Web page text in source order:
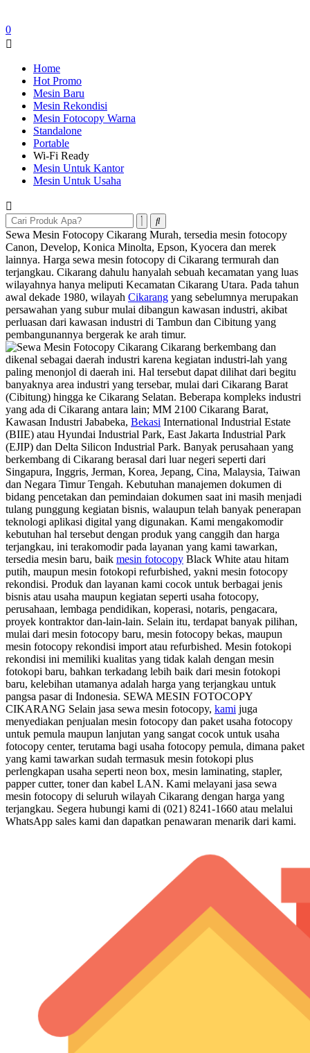
0
Home
Hot Promo
Mesin Baru
Mesin Rekondisi
Mesin Fotocopy Warna
Standalone
Portable
Wi-Fi Ready
Mesin Untuk Kantor
Mesin Untuk Usaha
Sewa Mesin Fotocopy Cikarang Murah, tersedia mesin fotocopy
Canon, Develop, Konica Minolta, Epson, Kyocera dan merek
lainnya. Harga sewa mesin fotocopy di Cikarang termurah dan
terjangkau. Cikarang dahulu hanyalah sebuah kecamatan yang luas
wilayahnya hanya meliputi Kecamatan Cikarang Utara. Pada tahun
awal dekade 1980, wilayah Cikarang yang sebelumnya merupakan
persawahan yang subur mulai dibangun kawasan industri, akibat
perluasan dari kawasan industri di Tambun dan Cibitung yang
pembangunannya bergerak ke arah timur.
Cikarang berkembang dan
dikenal sebagai daerah industri karena kegiatan industri-lah yang
paling menonjol di daerah ini. Hal tersebut dapat dilihat dari begitu
banyaknya area industri yang tersebar, mulai dari Cikarang Barat
(Cibitung) hingga ke Cikarang Selatan. Beberapa kompleks industri
yang ada di Cikarang antara lain; MM 2100 Cikarang Barat,
Kawasan Industri Jababeka, Bekasi International Industrial Estate
(BIIE) atau Hyundai Industrial Park, East Jakarta Industrial Park
(EJIP) dan Delta Silicon Industrial Park. Banyak perusahaan yang
berkembang di Cikarang berasal dari luar negeri seperti dari
Singapura, Inggris, Jerman, Korea, Jepang, Cina, Malaysia, Taiwan
dan Negara Timur Tengah. Kebutuhan manajemen dokumen di
bidang pencetakan dan pemindaian dokumen saat ini masih menjadi
tulang punggung kegiatan bisnis, walaupun telah banyak penerapan
teknologi aplikasi digital yang digunakan. Kami mengakomodir
kebutuhan hal tersebut dengan produk yang canggih dan harga
terjangkau, ini terakomodir pada layanan yang kami tawarkan,
tersedia mesin baru, baik mesin fotocopy Black White atau hitam
putih, maupun mesin fotokopi refurbished, yakni mesin fotocopy
rekondisi. Produk dan layanan kami cocok untuk berbagai jenis
bisnis atau usaha maupun kegiatan seperti usaha fotocopy,
perusahaan, lembaga pendidikan, koperasi, notaris, pengacara,
proyek kontraktor dan-lain-lain. Selain itu, terdapat banyak pilihan,
mulai dari mesin fotocopy baru, mesin fotocopy bekas, maupun
mesin fotocopy rekondisi import atau refurbished. Mesin fotokopi
rekondisi ini memiliki kualitas yang tidak kalah dengan mesin
fotokopi baru, bahkan terkadang lebih baik dari mesin fotokopi
baru, kelebihan utamanya adalah harga yang terjangkau untuk
pangsa pasar di Indonesia. SEWA MESIN FOTOCOPY
CIKARANG Selain jasa sewa mesin fotocopy, kami juga
menyediakan penjualan mesin fotocopy dan paket usaha fotocopy
untuk pemula maupun lanjutan yang sangat cocok untuk usaha
fotocopy center, terutama bagi usaha fotocopy pemula, dimana paket
yang kami tawarkan sudah termasuk mesin fotokopi plus
perlengkapan usaha seperti neon box, mesin laminating, stapler,
papper cutter, toner dan kabel LAN. Kami melayani jasa sewa
mesin fotocopy di seluruh wilayah Cikarang dengan harga yang
terjangkau. Segera hubungi kami di (021) 8241-1660 atau melalui
WhatsApp sales kami dan dapatkan penawaran menarik dari kami.